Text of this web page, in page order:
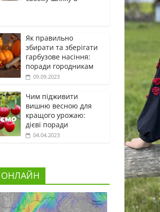
Як правильно
збирати та зберігати
гарбузове насіння:
поради городникам
09.09.2023
Чим підживити
вишню весною для
кращого урожаю:
дієві поради
04.04.2023